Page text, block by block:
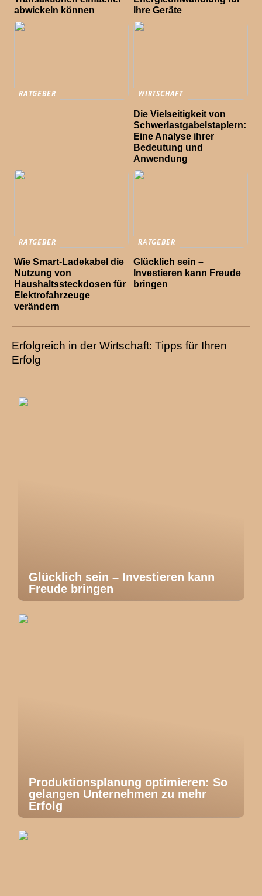
abwickeln können
Ihre Geräte
RATGEBER WIRTSCHAFT
Die Vielseitigkeit von
Schwerlastgabelstaplern:
Eine Analyse ihrer
Bedeutung und
Anwendung
RATGEBER
Wie Smart-Ladekabel die
Nutzung von
Haushaltssteckdosen für
Elektrofahrzeuge
verändern
RATGEBER
Glücklich sein –
Investieren kann Freude
bringen
Erfolgreich in der Wirtschaft: Tipps für Ihren
Erfolg
Glücklich sein – Investieren kann
Freude bringen
Produktionsplanung optimieren: So
gelangen Unternehmen zu mehr
Erfolg